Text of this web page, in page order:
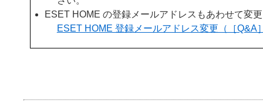
ESET HOME の登録メールアドレスもあわせて変
ESET HOME 登録メールアドレス変更（［Q&A